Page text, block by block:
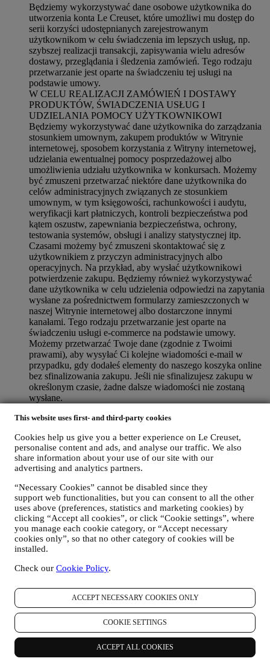
This website uses first- and third-party cookies
Cookies help us give you a better experience on Le Creuset,
personalise content and ads, and analyse our traffic. We also
share information about your use of our site with our
advertising and analytics partners.
“Necessary Cookies” cannot be disabled since they
support web functionalities, but you can consent to all the other
uses above (preferences, statistics and marketing cookies) by
clicking “Accept all cookies”, or click “Cookie settings”, where
you manage each cookie category, or “Accept necessary
cookies only”, so that no other category of cookies will be
installed.
Check our Cookie Policy.
ACCEPT NECESSARY COOKIES ONLY
COOKIE SETTINGS
ACCEPT ALL COOKIES
Będziemy wykorzystywać dane osobowe użytkownika do
utworzenia konta Le Creuset, które umożliwi mu dostęp do
serii korzyści udostępnianych zarejestrowanym
użytkownikom w celu świadczenia im lepszych usług, np.
szybszej realizacji transakcji, zapisywania wielu adresów
dostawy, przeglądania i śledzenia zamówień. Tego rodzaju
przetwarzanie jest oparte na świadczeniu tej usługi na
podstawie umowy.
W CELU REALIZACJI ZAMÓWIEŃ I DOSTAWY
PRODUKTÓW, ŚWIADCZENIA USŁUG I
UDZIELANIA POMOCY UŻYTKOWNIKOWI
Będziemy wykorzystywać dane użytkownika do zarządzania
stosunkiem umownym, zakupem produktów w Witrynie
internetowej, sposobem korzystania z Witryny internetowej,
udzielania ewentualnej pomocy posprzedażowej albo
umożliwienia udziału użytkownika w konkursach. Możemy
być zmuszeni przetwarzać niektóre dane użytkownika do
celów administracyjnych związanych ze stosunkiem
umownym, w tym księgowości, rachunkowości i audytu,
weryfikacji kart płatniczych, kontroli bezpieczeństwa pod
kątem oszustw, zapewniania bezpieczeństwa, ochrony,
testowania systemów, obsługi i analizy statystycznej itp.
Czasami możemy być zmuszeni skontaktować się z
użytkownikiem z przyczyn administracyjnych albo
operacyjnych. Na przykład, aby wysłać użytkownikowi
potwierdzenie zakupu. Będziemy również wykorzystywać
dane użytkownika w celu udzielenia odpowiedzi na zapytania
wysłane za pośrednictwem formularzy zamieszczonych w
naszej Witrynie internetowej albo dostarczone innymi
kanałami. Tego rodzaju przetwarzanie jest oparte na
świadczeniu usługi e-commerce na podstawie umowy.
Możemy przetwarzać Twoje dane (zgodnie z Twoimi
prawami), aby wysyłać Ci kolejne wiadomości e-mail w
przypadku, gdy dodałeś elementy do naszego koszyka online
bez sfinalizowania zakupu. Jeśli nie sfinalizujesz zakupu w
określonym czasie, żadne dalsze wiadomości nie zostaną
wysłane.
AKTUALNOŚCIACH ALBO OFERTACH
Jeżeli użytkownik wyraził na to zgodę (na przykład poprzez
zapisanie się do naszego newslettera przy tworzeniu konta w
naszej Witrynie internetowej będziemy przesyłać
użytkownikowi spersonalizowane wiadomości marketingowe
oraz aktualności dotyczące inicjatyw Le Creuset w lokalnych
oddziałach, lokalnych jednostek stowarzyszonych oraz
partnerów. Będziemy kontaktować się z użytkownikiem
głównie pocztą elektroniczną albo za pośrednictwem mediów
społecznościowych, jak również korzystając z metod
automatycznych. Tego rodzaju komunikaty będą dotyczyły
produktów Le Creuset albo otwarcia nowych sklepów,
zorganizowanych przez Le Creuset, którymi użytkownik
się mu spodobać, również na podstawie pewnych informacji
szczegółowych, które posiadamy o użytkowniku, takich jak
lokalizacja albo historia zakupów. Będziemy przetwarzać
dane użytkownika, aby lepiej zrozumieć jego
zainteresowania. Umożliwia to nam personalizację
wiadomości kierowanych do użytkownika tak, aby były
bardziej adekwatne i interesujące. Nie przewiduje się żadnych